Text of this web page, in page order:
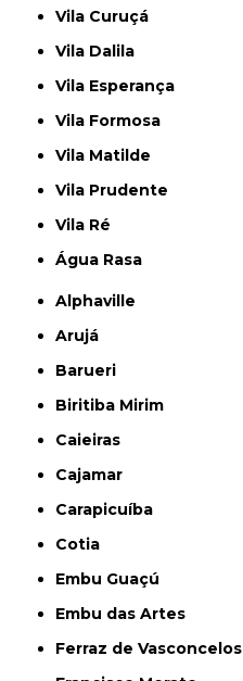
Vila Curuçá
Vila Dalila
Vila Esperança
Vila Formosa
Vila Matilde
Vila Prudente
Vila Ré
Água Rasa
Alphaville
Arujá
Barueri
Biritiba Mirim
Caieiras
Cajamar
Carapicuíba
Cotia
Embu Guaçú
Embu das Artes
Ferraz de Vasconcelos